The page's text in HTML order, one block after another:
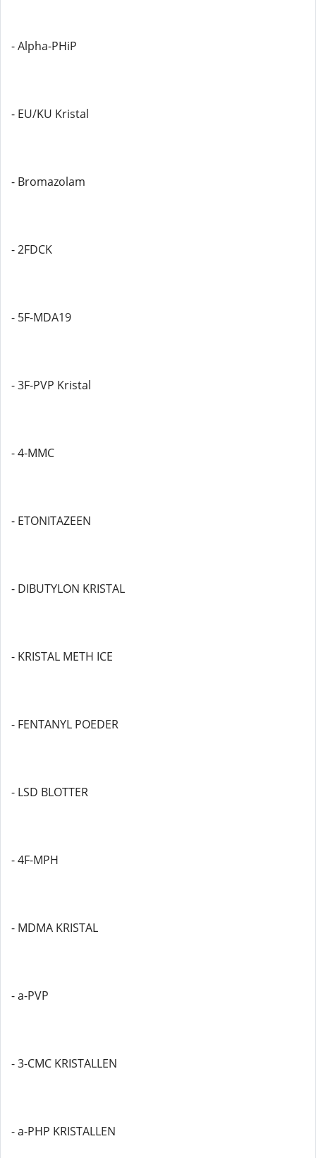
- Alpha-PHiP
- EU/KU Kristal
- Bromazolam
- 2FDCK
- 5F-MDA19
- 3F-PVP Kristal
- 4-MMC
- ETONITAZEEN
- DIBUTYLON KRISTAL
- KRISTAL METH ICE
- FENTANYL POEDER
- LSD BLOTTER
- 4F-MPH
- MDMA KRISTAL
- a-PVP
- 3-CMC KRISTALLEN
- a-PHP KRISTALLEN